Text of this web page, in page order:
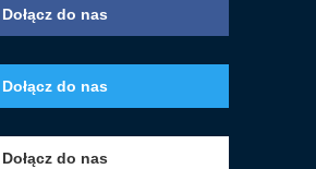
Dołącz do nas
Dołącz do nas
Dołącz do nas